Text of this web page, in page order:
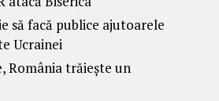
să facă publice ajutoarele
Ucrainei
România trăiește un